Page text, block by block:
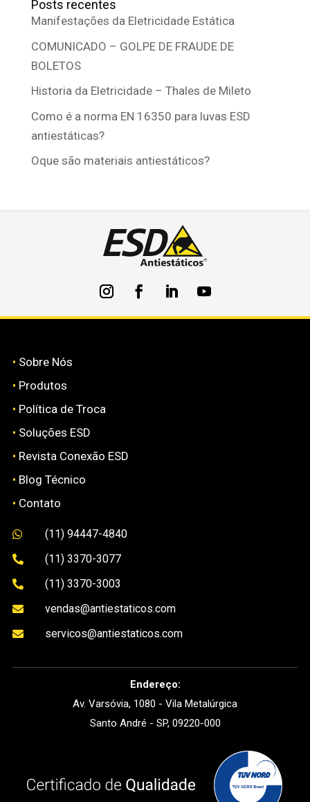
Posts recentes
Manifestações da Eletricidade Estática
COMUNICADO – GOLPE DE FRAUDE DE
BOLETOS
Historia da Eletricidade – Thales de Mileto
Como é a norma EN 16350 para luvas ESD
antiestáticas?
Oque são materiais antiestáticos?
• Sobre Nós
• Produtos
• Política de Troca
• Soluções ESD
• Revista Conexão ESD
• Blog Técnico
• Contato
 (11) 94447-4840
 (11) 3370-3077
 (11) 3370-3003
 vendas@antiestaticos.com
 servicos@antiestaticos.com
Endereço:
Av. Varsóvia, 1080 - Vila Metalúrgica
Santo André - SP, 09220-000